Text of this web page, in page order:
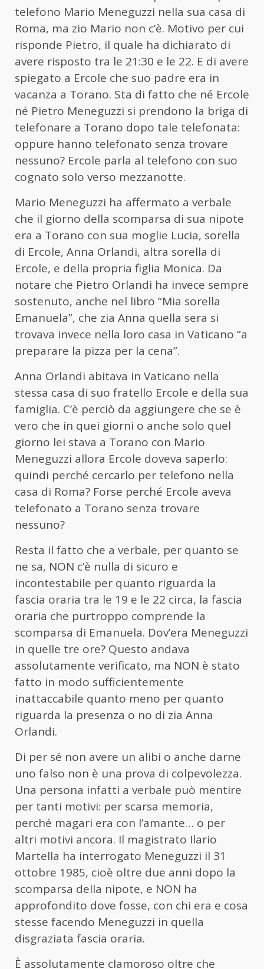
telefono Mario Meneguzzi nella sua casa di
Roma, ma zio Mario non c’è. Motivo per cui
risponde Pietro, il quale ha dichiarato di
avere risposto tra le 21:30 e le 22. E di avere
spiegato a Ercole che suo padre era in
vacanza a Torano. Sta di fatto che né Ercole
né Pietro Meneguzzi si prendono la briga di
telefonare a Torano dopo tale telefonata:
oppure hanno telefonato senza trovare
nessuno? Ercole parla al telefono con suo
cognato solo verso mezzanotte.
Mario Meneguzzi ha affermato a verbale
che il giorno della scomparsa di sua nipote
era a Torano con sua moglie Lucia, sorella
di Ercole, Anna Orlandi, altra sorella di
Ercole, e della propria figlia Monica. Da
notare che Pietro Orlandi ha invece sempre
sostenuto, anche nel libro “Mia sorella
Emanuela”, che zia Anna quella sera si
trovava invece nella loro casa in Vaticano “a
preparare la pizza per la cena”.
Anna Orlandi abitava in Vaticano nella
stessa casa di suo fratello Ercole e della sua
famiglia. C’è perciò da aggiungere che se è
vero che in quei giorni o anche solo quel
giorno lei stava a Torano con Mario
Meneguzzi allora Ercole doveva saperlo:
quindi perché cercarlo per telefono nella
casa di Roma? Forse perché Ercole aveva
telefonato a Torano senza trovare
nessuno?
Resta il fatto che a verbale, per quanto se
ne sa, NON c’è nulla di sicuro e
incontestabile per quanto riguarda la
fascia oraria tra le 19 e le 22 circa, la fascia
oraria che purtroppo comprende la
scomparsa di Emanuela. Dov’era Meneguzzi
in quelle tre ore? Questo andava
assolutamente verificato, ma NON è stato
fatto in modo sufficientemente
inattaccabile quanto meno per quanto
riguarda la presenza o no di zia Anna
Orlandi.
Di per sé non avere un alibi o anche darne
uno falso non è una prova di colpevolezza.
Una persona infatti a verbale può mentire
per tanti motivi: per scarsa memoria,
perché magari era con l’amante… o per
altri motivi ancora. Il magistrato Ilario
Martella ha interrogato Meneguzzi il 31
ottobre 1985, cioè oltre due anni dopo la
scomparsa della nipote, e NON ha
approfondito dove fosse, con chi era e cosa
stesse facendo Meneguzzi in quella
disgraziata fascia oraria.
È assolutamente clamoroso oltre che